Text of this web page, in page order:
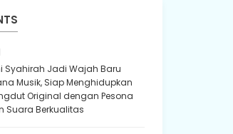
Syahirah Jadi Wajah Baru
Musik, Siap Menghidupkan
Original dengan Pesona
Suara Berkualitas